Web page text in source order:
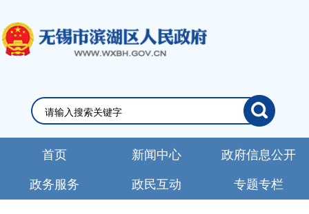
首页 新闻中心 政府信息公开
政务服务 政民互动 专题专栏